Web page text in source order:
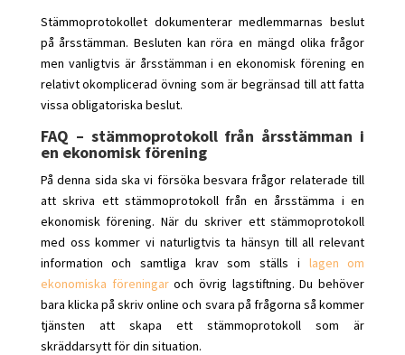
Stämmoprotokollet dokumenterar medlemmarnas beslut
på årsstämman. Besluten kan röra en mängd olika frågor
men vanligtvis är årsstämman i en ekonomisk förening en
relativt okomplicerad övning som är begränsad till att fatta
vissa obligatoriska beslut.
FAQ – stämmoprotokoll från årsstämman i
en ekonomisk förening
På denna sida ska vi försöka besvara frågor relaterade till
att skriva ett stämmoprotokoll från en årsstämma i en
ekonomisk förening. När du skriver ett stämmoprotokoll
med oss kommer vi naturligtvis ta hänsyn till all relevant
information och samtliga krav som ställs i lagen om
ekonomiska föreningaroch övrig lagstiftning. Du behöver
bara klicka på skriv online och svara på frågorna så kommer
tjänsten att skapa ett stämmoprotokoll som är
skräddarsytt för din situation.